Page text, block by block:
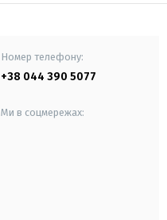
Номер телефону:
+38 044 390 5077
Ми в соцмережах: